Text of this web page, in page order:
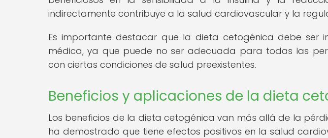
indirectamente contribuye a la salud cardiovascular y la
Es importante destacar que la dieta cetogénica debe ser
médica, ya que puede no ser adecuada para todas las
con ciertas condiciones de salud preexistentes.
Beneficios y aplicaciones de la dieta
Los beneficios de la dieta cetogénica van más allá de la
ha demostrado que tiene efectos positivos en la salud